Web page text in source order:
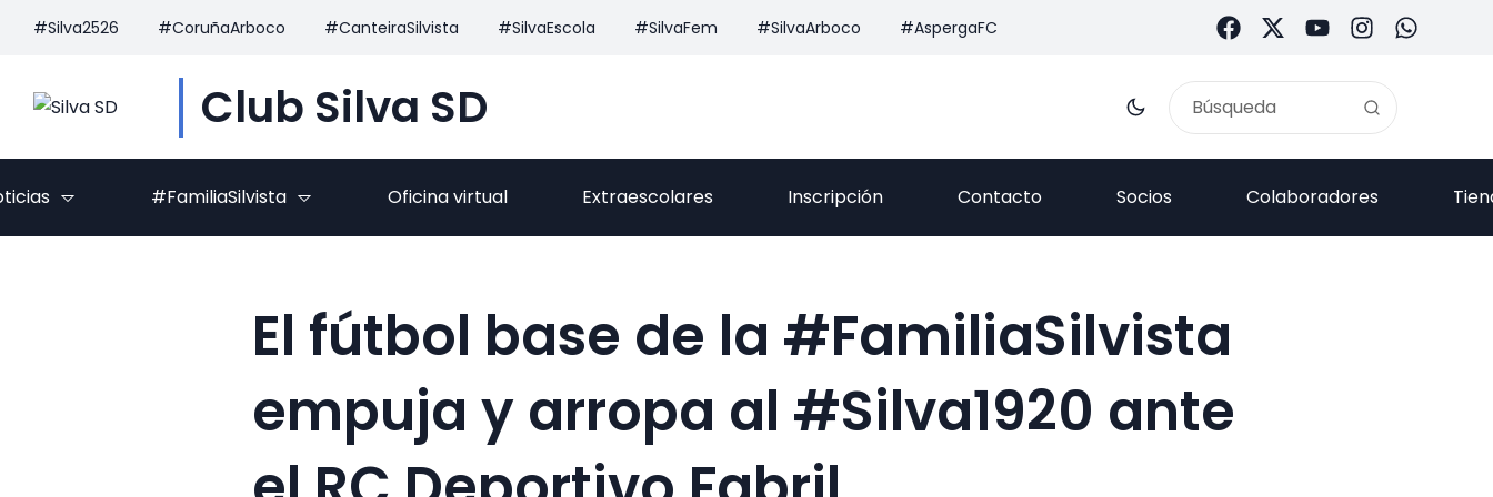
#Silva2526 #CoruñaArboco #CanteiraSilvista #SilvaEscola #SilvaFem #SilvaArboco #AspergaFC
Club Silva SD
#FamiliaSilvista Oficina virtual Extraescolares Inscripción Contacto Socios Colaboradores
El fútbol base de la #FamiliaSilvista
empuja y arropa al #Silva1920 ante